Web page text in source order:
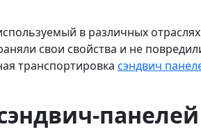
в различных
свои свойства и не
транспортировка сэндвич
панелей